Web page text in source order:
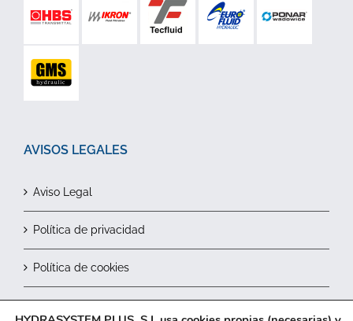
AVISOS LEGALES
Aviso Legal
Política de privacidad
Política de cookies